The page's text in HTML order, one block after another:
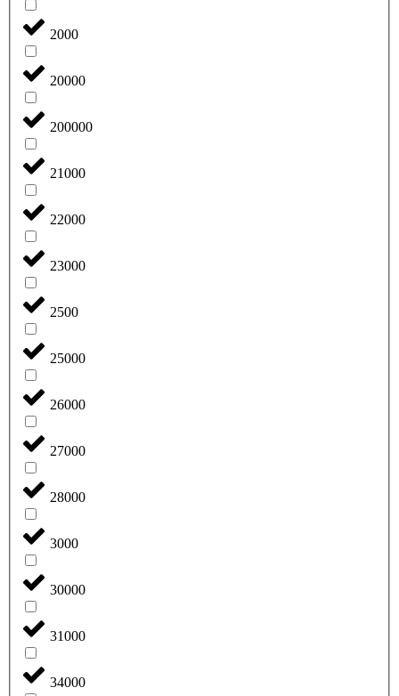
2000
20000
200000
21000
22000
23000
2500
25000
26000
27000
28000
3000
30000
31000
34000